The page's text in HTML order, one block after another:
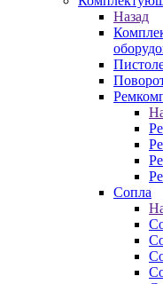
Назад
Сопла